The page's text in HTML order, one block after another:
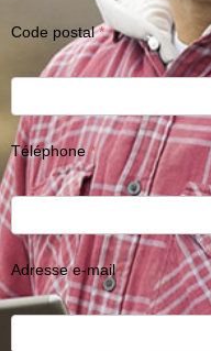
Code postal
Téléphone
Adresse e-mail